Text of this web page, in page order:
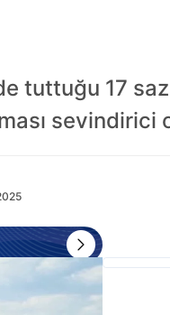
tuttuğu 17